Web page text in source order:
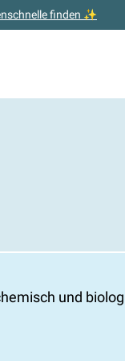
finden ✨
und